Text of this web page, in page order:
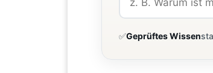
✅Geprüftes Wissen